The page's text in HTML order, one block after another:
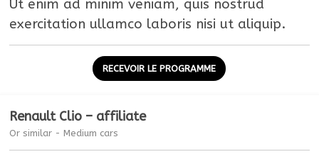
Ut enim ad minim veniam, quis nostrud
exercitation ullamco laboris nisi ut aliquip.
RECEVOIR LE PROGRAMME
Renault Clio – affiliate
Or similar - Medium cars